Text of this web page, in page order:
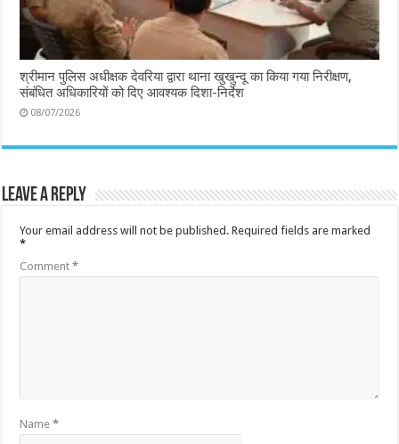
श्रीमान पुलिस अधीक्षक देवरिया द्वारा थाना खुखुन्दू का किया गया निरीक्षण,
संबंधित अधिकारियों को दिए आवश्यक दिशा-निर्देश
08/07/2026
Leave a Reply
Your email address will not be published. Required fields are marked
*
Comment*
Name*